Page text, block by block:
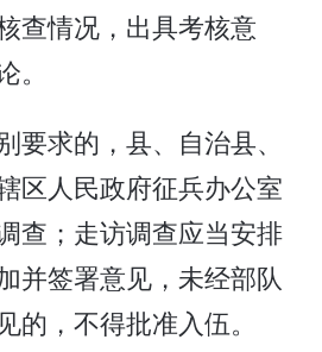
查情况，出具考核意
要求的，县、自治县、
区人民政府征兵办公室
查；走访调查应当安排
并签署意见，未经部队
的，不得批准入伍。